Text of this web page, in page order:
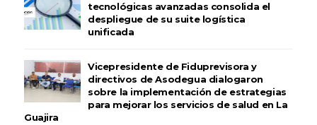
tecnológicas avanzadas consolida el
despliegue de su suite logística
unificada
Vicepresidente de Fiduprevisora y
directivos de Asodegua dialogaron
sobre la implementación de estrategias
para mejorar los servicios de salud en La
Guajira